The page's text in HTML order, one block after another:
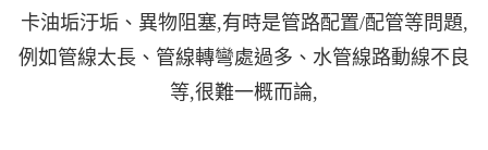
卡油垢汙垢、異物阻塞,有時是管路配置/配管等問題,
例如管線太長、管線轉彎處過多、水管線路動線不良
等,很難一概而論,